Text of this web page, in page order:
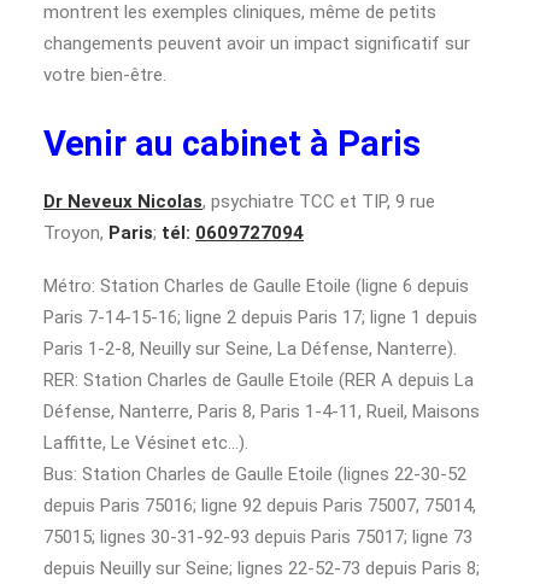
montrent les exemples cliniques, même de petits
changements peuvent avoir un impact significatif sur
votre bien-être.
Venir au cabinet à Paris
Dr Neveux Nicolas, psychiatre TCC et TIP, 9 rue
Troyon, Paris; tél: 0609727094
Métro: Station Charles de Gaulle Etoile (ligne 6 depuis
Paris 7-14-15-16; ligne 2 depuis Paris 17; ligne 1 depuis
Paris 1-2-8, Neuilly sur Seine, La Défense, Nanterre).
RER: Station Charles de Gaulle Etoile (RER A depuis La
Défense, Nanterre, Paris 8, Paris 1-4-11, Rueil, Maisons
Laffitte, Le Vésinet etc…).
Bus: Station Charles de Gaulle Etoile (lignes 22-30-52
depuis Paris 75016; ligne 92 depuis Paris 75007, 75014,
75015; lignes 30-31-92-93 depuis Paris 75017; ligne 73
depuis Neuilly sur Seine; lignes 22-52-73 depuis Paris 8;